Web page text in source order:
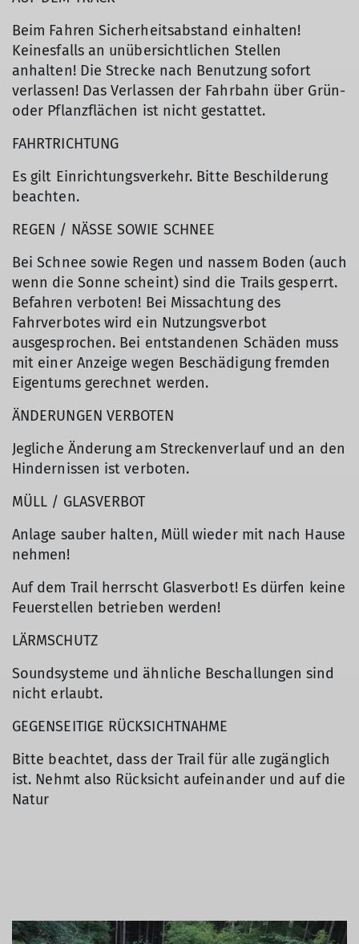
Beim Fahren Sicherheitsabstand einhalten!
Keinesfalls an unübersichtlichen Stellen
anhalten! Die Strecke nach Benutzung sofort
verlassen! Das Verlassen der Fahrbahn über Grün-
oder Pflanzflächen ist nicht gestattet.
FAHRTRICHTUNG
Es gilt Einrichtungsverkehr. Bitte Beschilderung
beachten.
REGEN / NÄSSE SOWIE SCHNEE
Bei Schnee sowie Regen und nassem Boden (auch
wenn die Sonne scheint) sind die Trails gesperrt.
Befahren verboten! Bei Missachtung des
Fahrverbotes wird ein Nutzungsverbot
ausgesprochen. Bei entstandenen Schäden muss
mit einer Anzeige wegen Beschädigung fremden
Eigentums gerechnet werden.
ÄNDERUNGEN VERBOTEN
Jegliche Änderung am Streckenverlauf und an den
Hindernissen ist verboten.
MÜLL / GLASVERBOT
Anlage sauber halten, Müll wieder mit nach Hause
nehmen!
Auf dem Trail herrscht Glasverbot! Es dürfen keine
Feuerstellen betrieben werden!
LÄRMSCHUTZ
Soundsysteme und ähnliche Beschallungen sind
nicht erlaubt.
GEGENSEITIGE RÜCKSICHTNAHME
Bitte beachtet, dass der Trail für alle zugänglich
ist. Nehmt also Rücksicht aufeinander und auf die
Natur